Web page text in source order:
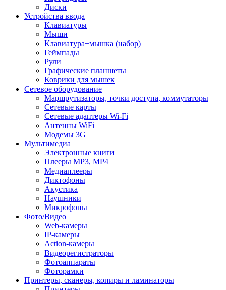
Диски
Устройства ввода
Клавиатуры
Мыши
Клавиатура+мышка (набор)
Геймпады
Рули
Графические планшеты
Коврики для мышек
Сетевое оборудование
Маршрутизаторы, точки доступа, коммутаторы
Сетевые карты
Сетевые адаптеры Wi-Fi
Антенны WiFi
Модемы 3G
Мультимедиа
Электронные книги
Плееры MP3, MP4
Медиаплееры
Диктофоны
Акустика
Наушники
Микрофоны
Фото/Видео
Web-камеры
IP-камеры
Action-камеры
Видеорегистраторы
Фотоаппараты
Фоторамки
Принтеры, сканеры, копиры и ламинаторы